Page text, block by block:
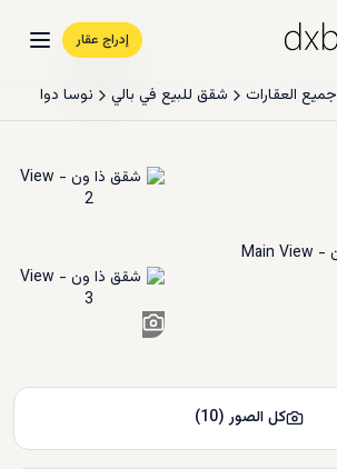
إدراج عقار
جميع العقارات شقق للبيع في بالي نوسا دوا
كل الصور(
10
)